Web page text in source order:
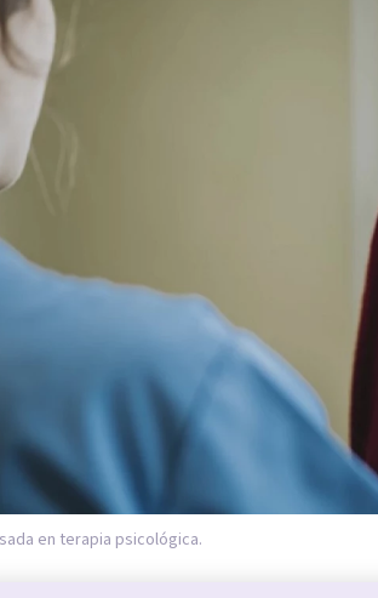
en terapia psicológica.